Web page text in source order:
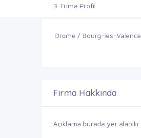
Firma Profil
Drome / Bourg-les-Valence
Firma Hakkında
Açıklama burada yer alabilir